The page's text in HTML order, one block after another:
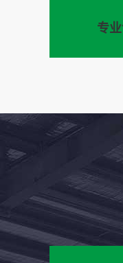
专
昆山
研发设计
于一体的